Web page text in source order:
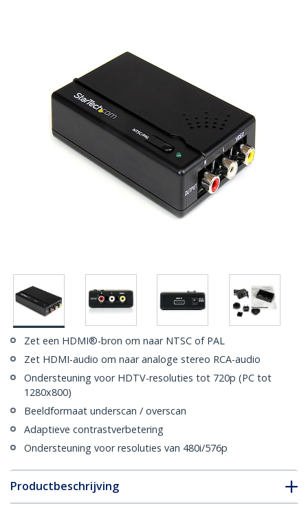
Zet een HDMI®-bron om naar NTSC of PAL
Zet HDMI-audio om naar analoge stereo RCA-audio
Ondersteuning voor HDTV-resoluties tot 720p (PC tot
1280x800)
Beeldformaat underscan / overscan
Adaptieve contrastverbetering
Ondersteuning voor resoluties van 480i/576p
Productbeschrijving